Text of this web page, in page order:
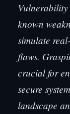
known
simulate
flaws.
crucial for
secure
landscape